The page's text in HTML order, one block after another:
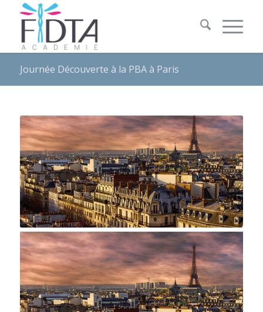
Journée Découverte à la PBA à Paris